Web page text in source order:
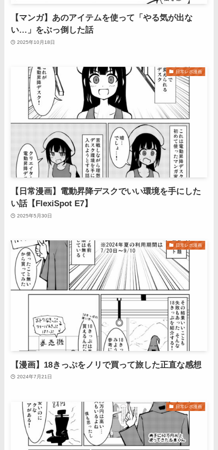
【マンガ】あのアイテムを使って「やる気が出な
い…」をぶっ倒した話
2025年10月18日
日常レポ漫画
【日常漫画】電動昇降デスクでいい環境を手にした
い話【FlexiSpot E7】
2025年5月30日
日常レポ漫画
【漫画】18きっぷをノリで買って旅した正直な感想
2024年7月21日
日常レポ漫画